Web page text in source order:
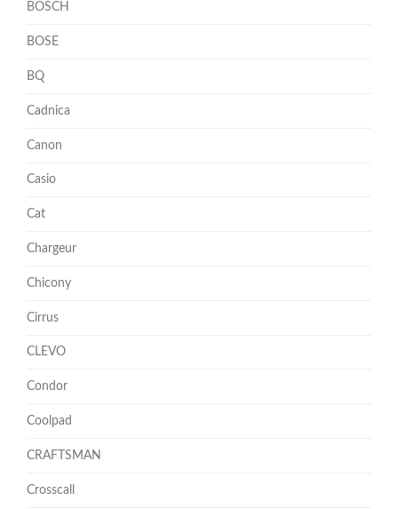
BOSCH
BOSE
BQ
Cadnica
Canon
Casio
Cat
Chargeur
Chicony
Cirrus
CLEVO
Condor
Coolpad
CRAFTSMAN
Crosscall